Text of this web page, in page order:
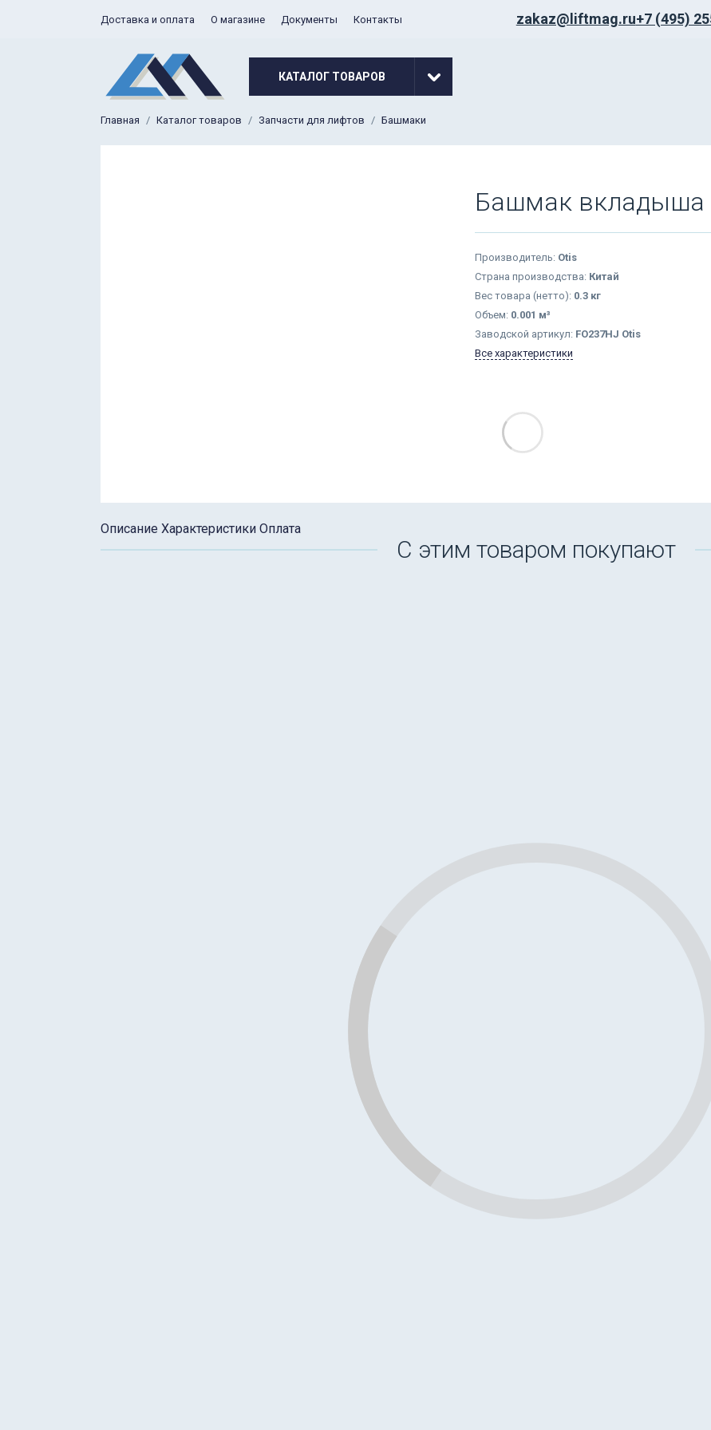
Доставка и оплата О магазине Документы Контакты zakaz@liftmag.ru+7 (495)
КАТАЛОГ ТОВАРОВ
Главная Каталог товаров Запчасти для лифтов Башмаки
Башмак вкладыша
Производитель: Otis
Страна производства: Китай
Вес товара (нетто): 0.3 кг
Объем: 0.001 м³
Заводской артикул: FO237HJ Otis
Все характеристики
Описание Характеристики Оплата
С этим товаром покупают